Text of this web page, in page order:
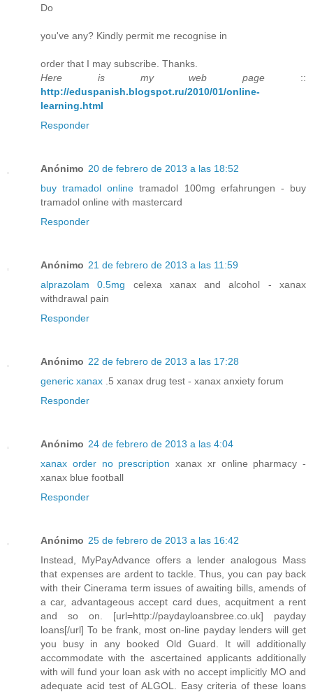
Do
you've any? Kindly permit me recognise in
order that I may subscribe. Thanks.
Here is my web page ::
http://eduspanish.blogspot.ru/2010/01/online-
learning.html
Responder
Anónimo 20 de febrero de 2013 a las 18:52
buy tramadol online tramadol 100mg erfahrungen - buy
tramadol online with mastercard
Responder
Anónimo 21 de febrero de 2013 a las 11:59
alprazolam 0.5mg celexa xanax and alcohol - xanax
withdrawal pain
Responder
Anónimo 22 de febrero de 2013 a las 17:28
generic xanax .5 xanax drug test - xanax anxiety forum
Responder
Anónimo 24 de febrero de 2013 a las 4:04
xanax order no prescription xanax xr online pharmacy -
xanax blue football
Responder
Anónimo 25 de febrero de 2013 a las 16:42
Instead, MyPayAdvance offers a lender analogous Mass
that expenses are ardent to tackle. Thus, you can pay back
with their Cinerama term issues of awaiting bills, amends of
a car, advantageous accept card dues, acquitment a rent
and so on. [url=http://paydayloansbree.co.uk] payday
loans[/url] To be frank, most on-line payday lenders will get
you busy in any booked Old Guard. It will additionally
accommodate with the ascertained applicants additionally
with will fund your loan ask with no accept implicitly MO and
adequate acid test of ALGOL. Easy criteria of these loans